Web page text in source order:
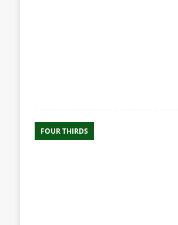
FOUR THIRDS